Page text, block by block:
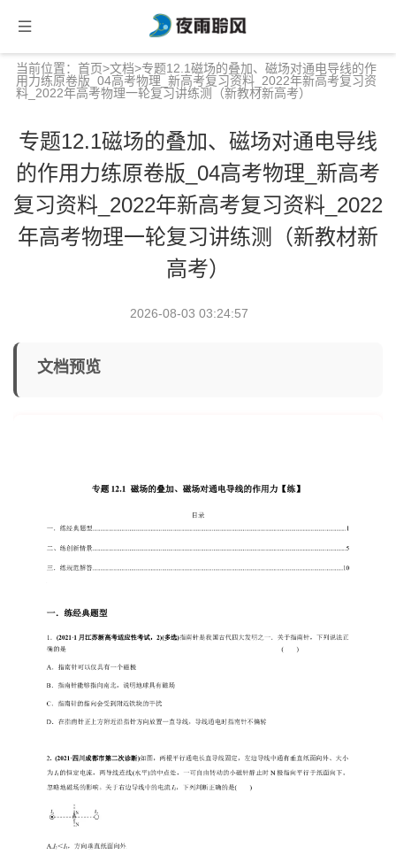
当前位置： 首页>文档>专题12.1磁场的叠加、磁场对通电导线的作
用力练原卷版_04高考物理_新高考复习资料_2022年新高考复习资
料_2022年高考物理一轮复习讲练测（新教材新高考）
专题12.1磁场的叠加、磁场对通电导线
的作用力练原卷版_04高考物理_新高考
复习资料_2022年新高考复习资料_2022
年高考物理一轮复习讲练测（新教材新
高考）
2026-08-03 03:24:57
文档预览